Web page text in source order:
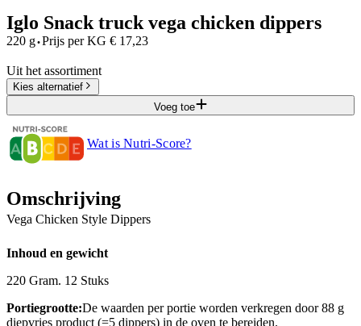
Iglo Snack truck vega chicken dippers
220 g·Prijs per KG € 17,23
Uit het assortiment
Kies alternatief
Voeg toe
Wat is Nutri-Score?
Omschrijving
Vega Chicken Style Dippers
Inhoud en gewicht
220 Gram. 12 Stuks
Portiegrootte:De waarden per portie worden verkregen door 88 g
diepvries product (=5 dippers) in de oven te bereiden.